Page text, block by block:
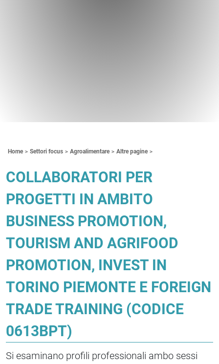
Contenuti Principali
Home Settori focus Agroalimentare Altre pagine
COLLABORATORI PER
PROGETTI IN AMBITO
BUSINESS PROMOTION,
TOURISM AND AGRIFOOD
PROMOTION, INVEST IN
TORINO PIEMONTE E FOREIGN
TRADE TRAINING (CODICE
0613BPT)
Si esaminano profili professionali ambo sessi